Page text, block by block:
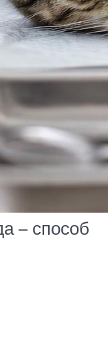
– способ